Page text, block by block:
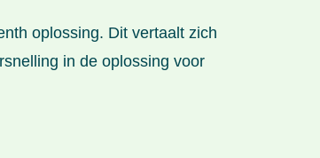
oplossing. Dit vertaalt zich
in de oplossing voor